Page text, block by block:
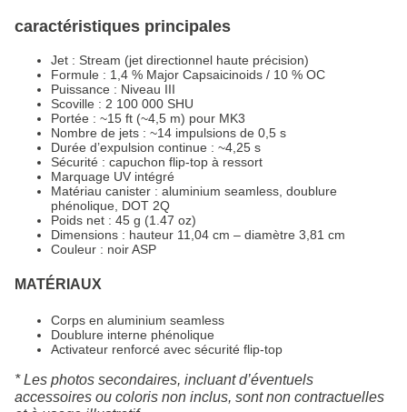
caractéristiques principales
Jet : Stream (jet directionnel haute précision)
Formule : 1,4 % Major Capsaicinoids / 10 % OC
Puissance : Niveau III
Scoville : 2 100 000 SHU
Portée : ~15 ft (~4,5 m) pour MK3
Nombre de jets : ~14 impulsions de 0,5 s
Durée d’expulsion continue : ~4,25 s
Sécurité : capuchon flip-top à ressort
Marquage UV intégré
Matériau canister : aluminium seamless, doublure
phénolique, DOT 2Q
Poids net : 45 g (1.47 oz)
Dimensions : hauteur 11,04 cm – diamètre 3,81 cm
Couleur : noir ASP
MATÉRIAUX
Corps en aluminium seamless
Doublure interne phénolique
Activateur renforcé avec sécurité flip-top
* Les photos secondaires, incluant d’éventuels
accessoires ou coloris non inclus, sont non contractuelles